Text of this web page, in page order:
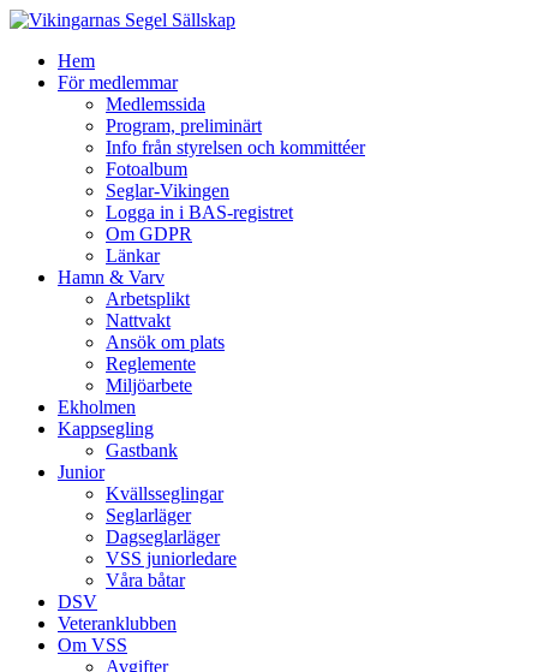
Hem
För medlemmar
Medlemssida
Program, preliminärt
Info från styrelsen och kommittéer
Fotoalbum
Seglar-Vikingen
Logga in i BAS-registret
Om GDPR
Länkar
Hamn & Varv
Arbetsplikt
Nattvakt
Ansök om plats
Reglemente
Miljöarbete
Ekholmen
Kappsegling
Gastbank
Junior
Kvällsseglingar
Seglarläger
Dagseglarläger
VSS juniorledare
Våra båtar
DSV
Veteranklubben
Om VSS
Avgifter